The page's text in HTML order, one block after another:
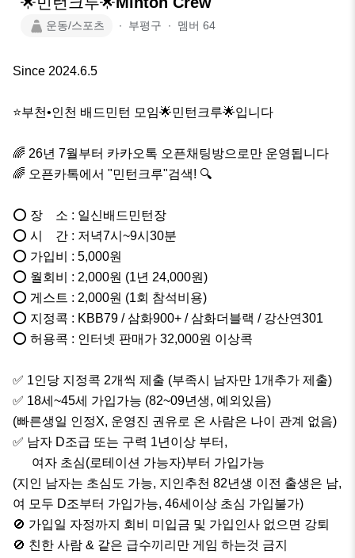
운동/스포츠 ∙ 부평구 ∙ 멤버 64
Since 2024.6.5
⭐부천•인천 배드민턴 모임🌟민턴크루🌟입니다
🌈 26년 7월부터 카카오톡 오픈채팅방으로만 운영됩니다
🌈 오픈카톡에서 "민턴크루"검색! 🔍
⭕ 장    소 : 일신배드민턴장
⭕ 시    간 : 저녁7시~9시30분
⭕ 가입비 : 5,000원
⭕ 월회비 : 2,000원 (1년 24,000원)
⭕ 게스트 : 2,000원 (1회 참석비용)
⭕ 지정콕 : KBB79 / 삼화900+ / 삼화더블랙 / 강산연301
⭕ 허용콕 : 인터넷 판매가 32,000원 이상콕
✅ 1인당 지정콕 2개씩 제출 (부족시 남자만 1개추가 제출)
✅ 18세~45세 가입가능 (82~09년생, 예외있음)
(빠른생일 인정X, 운영진 권유로 온 사람은 나이 관계 없음)
✅ 남자 D조급 또는 구력 1년이상 부터,
(지인 남자는 초심도 가능, 지인추천 82년생 이전 출생은 남,
여 모두 D조부터 가입가능, 46세이상 초심 가입불가)
🚫 가입일 자정까지 회비 미입금 및 가입인사 없으면 강퇴
🚫 친한 사람 & 같은 급수끼리만 게임 하는것 금지